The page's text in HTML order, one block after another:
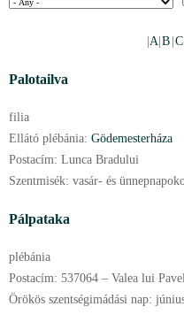
A |B C
Palotailva
filia
Ellátó plébánia: Gödemesterháza
Postacím: Lunca Bradului
Szentmisék: vasár- és
Pálpataka
plébánia
Postacím: 537064 – Valea lui
Örökös szentségimádási nap: